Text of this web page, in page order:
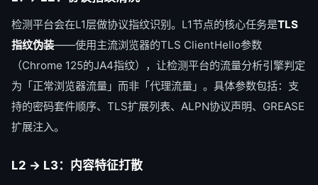
检测平台会在L1层做协议指纹识别。L1节点的核心任务是TLS
指纹伪装——使用主流浏览器的TLS ClientHello参数
（Chrome 125的JA4指纹），让检测平台的流量分析引擎判定
为「正常浏览器流量」而非「代理流量」。具体参数包括：支
持的密码套件顺序、TLS扩展列表、ALPN协议声明、GREASE
扩展注入。
L2 → L3：内容特征打散